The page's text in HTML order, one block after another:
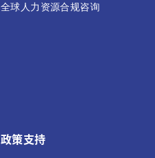
全球人力资源合规咨询
政策支持